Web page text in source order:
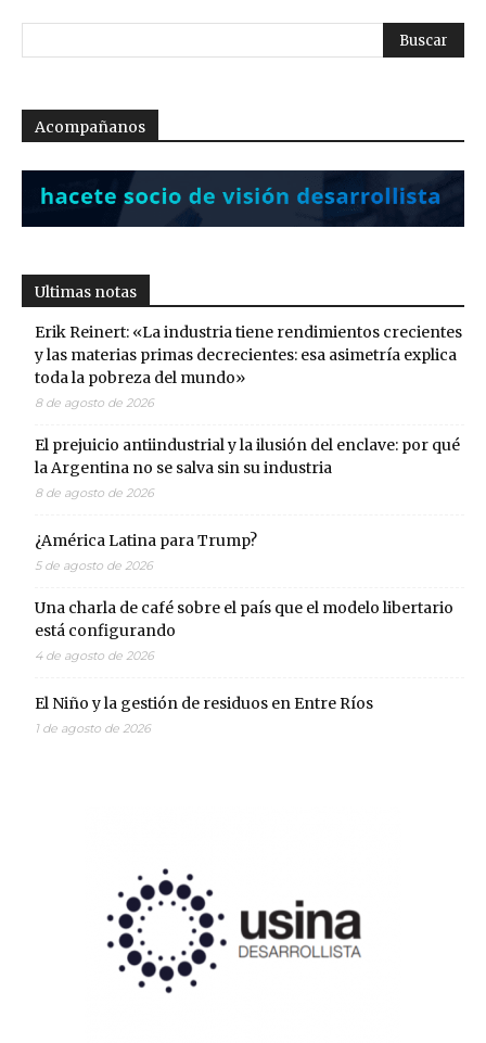
Acompañanos
Ultimas notas
Erik Reinert: «La industria tiene rendimientos crecientes
y las materias primas decrecientes: esa asimetría explica
toda la pobreza del mundo»
8 de agosto de 2026
El prejuicio antiindustrial y la ilusión del enclave: por qué
la Argentina no se salva sin su industria
8 de agosto de 2026
¿América Latina para Trump?
5 de agosto de 2026
Una charla de café sobre el país que el modelo libertario
está configurando
4 de agosto de 2026
El Niño y la gestión de residuos en Entre Ríos
1 de agosto de 2026